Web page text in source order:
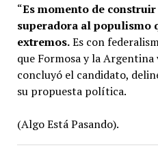
“Es momento de
superadora al populismo
extremos.Es con
que Formosa y la Argentina
concluyó el candidato,
su propuesta política.
(Algo Está Pasando).